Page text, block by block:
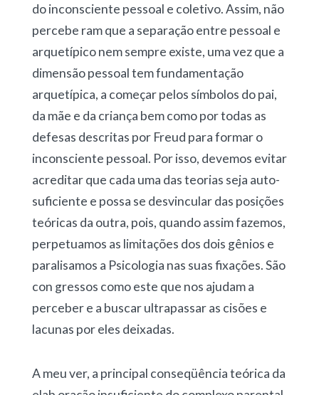
do inconsciente pessoal e coletivo. Assim, não
percebe ram que a separação entre pessoal e
arquetípico nem sempre existe, uma vez que a
dimensão pessoal tem fundamentação
arquetípica, a começar pelos símbolos do pai,
da mãe e da criança bem como por todas as
defesas descritas por Freud para formar o
inconsciente pessoal. Por isso, devemos evitar
acreditar que cada uma das teorias seja auto-
suficiente e possa se desvincular das posições
teóricas da outra, pois, quando assim fazemos,
perpetuamos as limitações dos dois gênios e
paralisamos a Psicologia nas suas fixações. São
con gressos como este que nos ajudam a
perceber e a buscar ultrapassar as cisões e
lacunas por eles deixadas.
A meu ver, a principal conseqüência teórica da